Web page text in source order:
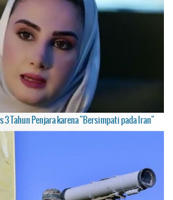
Tahun Penjara karena "Bersimpati pada Iran"